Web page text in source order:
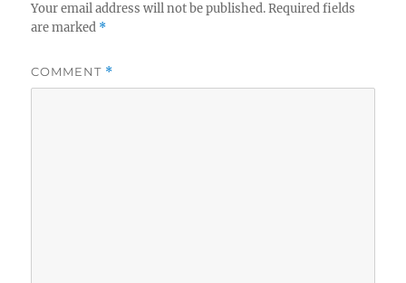
Your email address will not be published. Required fields
are marked *
COMMENT *